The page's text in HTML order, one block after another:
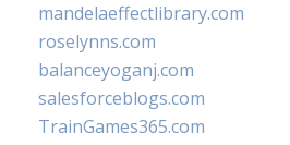
mandelaeffectlibrary.com
roselynns.com
balanceyoganj.com
salesforceblogs.com
TrainGames365.com